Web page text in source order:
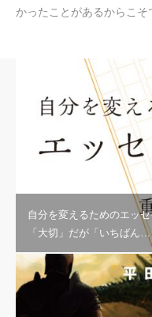
かったことがあるからこ
自分を変えるためのエッ
「大切」だが「いちばん…